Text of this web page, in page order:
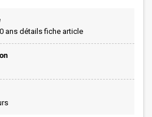
ans détails fiche article